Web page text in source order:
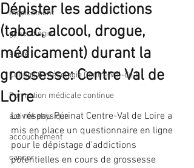
médicament
gynécologie
santé
Collège Gynécologie Centre Val-de-L
Formation médicale continue
activité physique
accouchement
cancer
Dépister les addictions
(tabac, alcool, drogue,
médicament) durant la
grossesse: Centre Val de
Loire
Le réseau Périnat Centre-Val de Loire a
mis en place un questionnaire en ligne
pour le dépistage d'addictions
potentielles en cours de grossesse